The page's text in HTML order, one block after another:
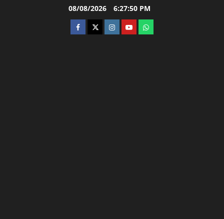
08/08/2026 6:27:51 PM
facebooktwitterinstagram.com
youtubewhatsapp